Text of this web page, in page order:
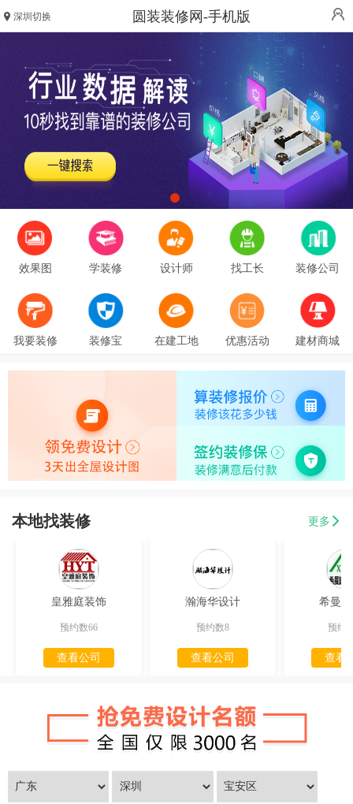
深圳切换 圆装装修网-手机版
效果图 学装修 设计师 找工长 装修公司
我要装修 装修宝 在建工地 优惠活动 建材商城
本地找装修 更多
皇雅庭装饰
预约数66
查看公司
瀚海华设计
预约数8
查看公司
希曼
预约
查看